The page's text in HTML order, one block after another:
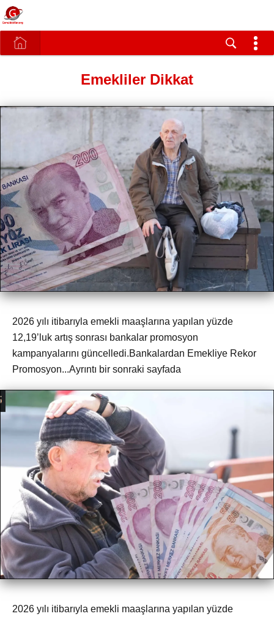
Emekliler Dikkat
2026 yılı itibarıyla emekli maaşlarına yapılan yüzde
12,19’luk artış sonrası bankalar promosyon
kampanyalarını güncelledi.Bankalardan Emekliye Rekor
Promosyon...Ayrıntı bir sonraki sayfada
2026 yılı itibarıyla emekli maaşlarına yapılan yüzde